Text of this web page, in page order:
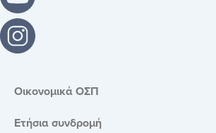
Οικονομικά ΟΣΠ
Ετήσια συνδρομή